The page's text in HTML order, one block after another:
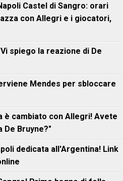
Castel di Sangro: orari
con Allegri e i giocatori,
spiego la reazione di De
Mendes per sbloccare
è cambiato con Allegri! Avete
De Bruyne?"
dedicata all'Argentina! Link